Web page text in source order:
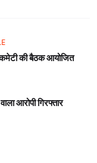
की बैठक आयोजित
आरोपी गिरफ्तार